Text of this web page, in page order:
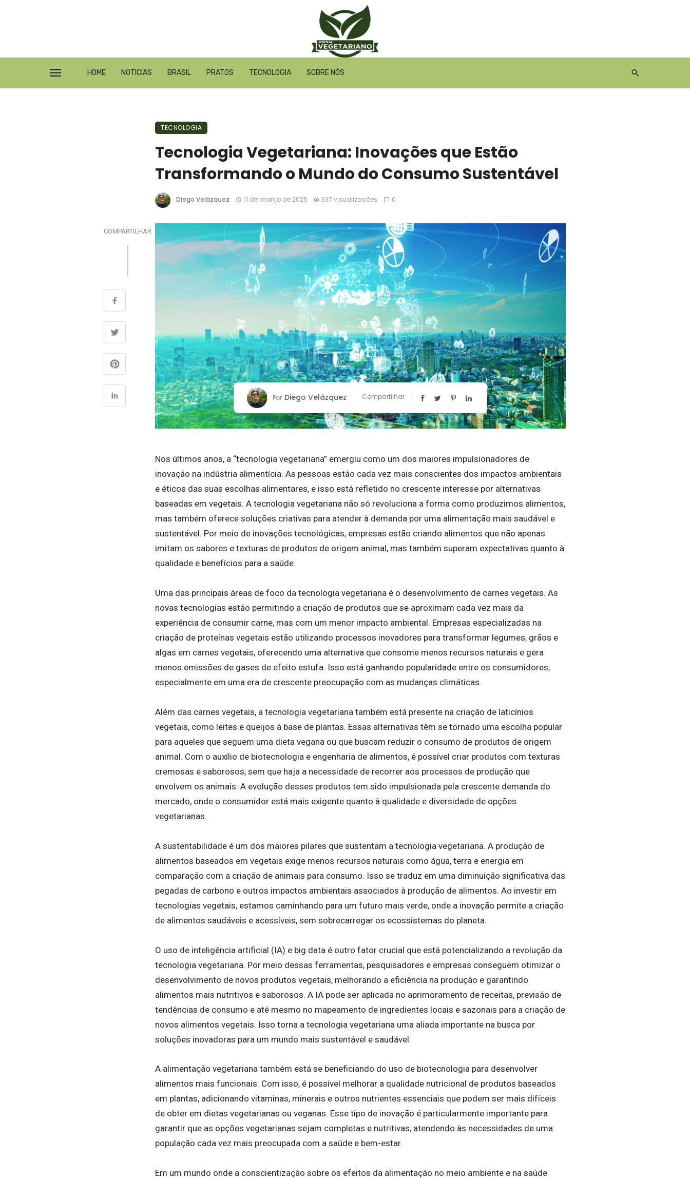
HOME NOTICIAS BRASIL PRATOS TECNOLOGIA SOBRE NÓS
TECNOLOGIA
Tecnologia Vegetariana: Inovações que Estão
Transformando o Mundo do Consumo Sustentável
Diego Velázquez 11 de março de 2025 337 visualizações 0
COMPARTILHAR
Por Diego Velázquez Compartilhar
Nos últimos anos, a “tecnologia vegetariana” emergiu como um dos maiores impulsionadores de
inovação na indústria alimentícia. As pessoas estão cada vez mais conscientes dos impactos ambientais
e éticos das suas escolhas alimentares, e isso está refletido no crescente interesse por alternativas
baseadas em vegetais. A tecnologia vegetariana não só revoluciona a forma como produzimos alimentos,
mas também oferece soluções criativas para atender à demanda por uma alimentação mais saudável e
sustentável. Por meio de inovações tecnológicas, empresas estão criando alimentos que não apenas
imitam os sabores e texturas de produtos de origem animal, mas também superam expectativas quanto à
qualidade e benefícios para a saúde.
Uma das principais áreas de foco da tecnologia vegetariana é o desenvolvimento de carnes vegetais. As
novas tecnologias estão permitindo a criação de produtos que se aproximam cada vez mais da
experiência de consumir carne, mas com um menor impacto ambiental. Empresas especializadas na
criação de proteínas vegetais estão utilizando processos inovadores para transformar legumes, grãos e
algas em carnes vegetais, oferecendo uma alternativa que consome menos recursos naturais e gera
menos emissões de gases de efeito estufa. Isso está ganhando popularidade entre os consumidores,
especialmente em uma era de crescente preocupação com as mudanças climáticas.
Além das carnes vegetais, a tecnologia vegetariana também está presente na criação de laticínios
vegetais, como leites e queijos à base de plantas. Essas alternativas têm se tornado uma escolha popular
para aqueles que seguem uma dieta vegana ou que buscam reduzir o consumo de produtos de origem
animal. Com o auxílio de biotecnologia e engenharia de alimentos, é possível criar produtos com texturas
cremosas e saborosos, sem que haja a necessidade de recorrer aos processos de produção que
envolvem os animais. A evolução desses produtos tem sido impulsionada pela crescente demanda do
mercado, onde o consumidor está mais exigente quanto à qualidade e diversidade de opções
vegetarianas.
A sustentabilidade é um dos maiores pilares que sustentam a tecnologia vegetariana. A produção de
alimentos baseados em vegetais exige menos recursos naturais como água, terra e energia em
comparação com a criação de animais para consumo. Isso se traduz em uma diminuição significativa das
pegadas de carbono e outros impactos ambientais associados à produção de alimentos. Ao investir em
tecnologias vegetais, estamos caminhando para um futuro mais verde, onde a inovação permite a criação
de alimentos saudáveis e acessíveis, sem sobrecarregar os ecossistemas do planeta.
O uso de inteligência artificial (IA) e big data é outro fator crucial que está potencializando a revolução da
tecnologia vegetariana. Por meio dessas ferramentas, pesquisadores e empresas conseguem otimizar o
desenvolvimento de novos produtos vegetais, melhorando a eficiência na produção e garantindo
alimentos mais nutritivos e saborosos. A IA pode ser aplicada no aprimoramento de receitas, previsão de
tendências de consumo e até mesmo no mapeamento de ingredientes locais e sazonais para a criação de
novos alimentos vegetais. Isso torna a tecnologia vegetariana uma aliada importante na busca por
soluções inovadoras para um mundo mais sustentável e saudável.
A alimentação vegetariana também está se beneficiando do uso de biotecnologia para desenvolver
alimentos mais funcionais. Com isso, é possível melhorar a qualidade nutricional de produtos baseados
em plantas, adicionando vitaminas, minerais e outros nutrientes essenciais que podem ser mais difíceis
de obter em dietas vegetarianas ou veganas. Esse tipo de inovação é particularmente importante para
garantir que as opções vegetarianas sejam completas e nutritivas, atendendo às necessidades de uma
população cada vez mais preocupada com a saúde e bem-estar.
Em um mundo onde a conscientização sobre os efeitos da alimentação no meio ambiente e na saúde